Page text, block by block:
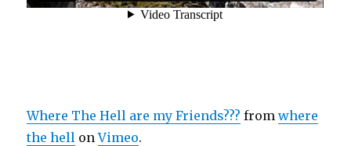
Where The Hell are my Friends??? fromwhere
the hell onVimeo.